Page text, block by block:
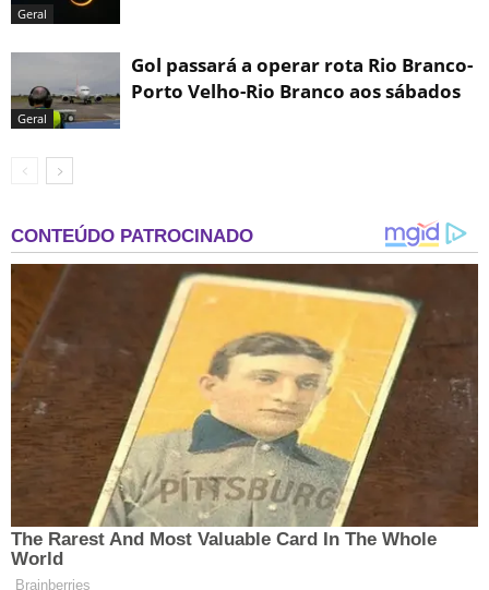
Geral
Geral
Gol passará a operar rota Rio Branco-
Porto Velho-Rio Branco aos sábados